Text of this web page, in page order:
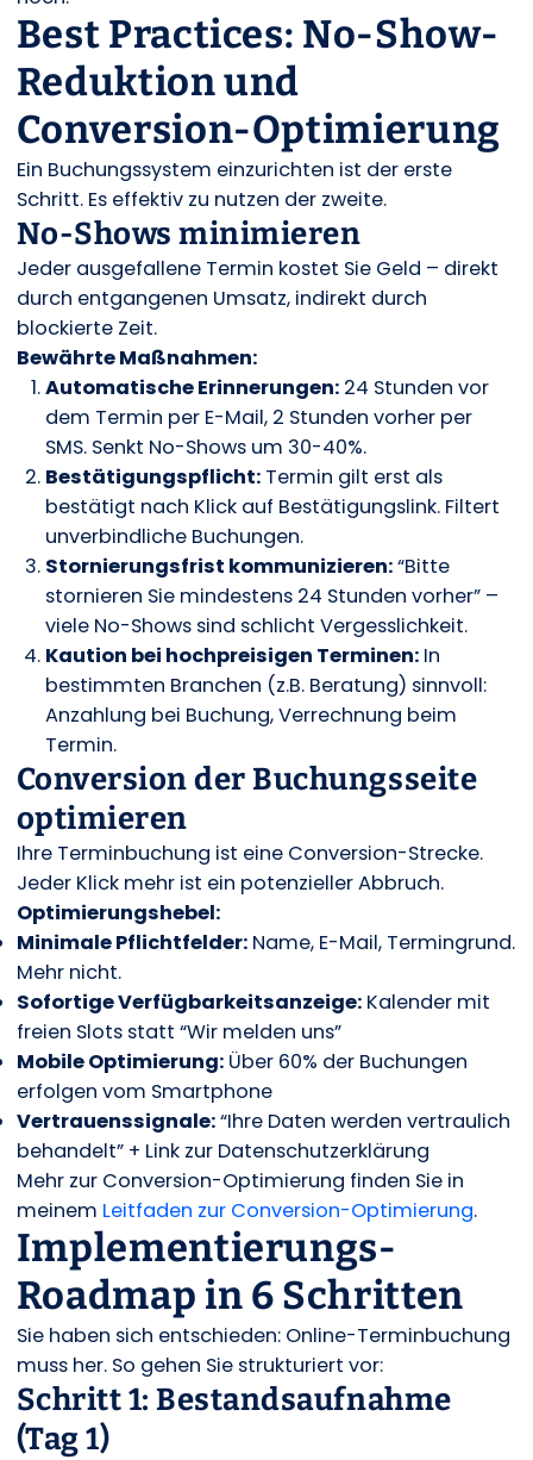
Best Practices: No-Show-
Reduktion und
Conversion-Optimierung
Ein Buchungssystem einzurichten ist der erste
Schritt. Es effektiv zu nutzen der zweite.
No-Shows minimieren
Jeder ausgefallene Termin kostet Sie Geld – direkt
durch entgangenen Umsatz, indirekt durch
blockierte Zeit.
Bewährte Maßnahmen:
Automatische Erinnerungen: 24 Stunden vor
dem Termin per E-Mail, 2 Stunden vorher per
SMS. Senkt No-Shows um 30-40%.
Bestätigungspflicht: Termin gilt erst als
bestätigt nach Klick auf Bestätigungslink. Filtert
unverbindliche Buchungen.
Stornierungsfrist kommunizieren:“Bitte
stornieren Sie mindestens 24 Stunden vorher” –
viele No-Shows sind schlicht Vergesslichkeit.
Kaution bei hochpreisigen Terminen: In
bestimmten Branchen (z.B. Beratung) sinnvoll:
Anzahlung bei Buchung, Verrechnung beim
Termin.
Conversion der Buchungsseite
optimieren
Ihre Terminbuchung ist eine Conversion-Strecke.
Jeder Klick mehr ist ein potenzieller Abbruch.
Optimierungshebel:
Minimale Pflichtfelder:Name, E-Mail, Termingrund.
Mehr nicht.
Sofortige Verfügbarkeitsanzeige:Kalender mit
freien Slots statt “Wir melden uns”
Mobile Optimierung:Über 60% der Buchungen
erfolgen vom Smartphone
Vertrauenssignale:“Ihre Daten werden vertraulich
behandelt” + Link zur Datenschutzerklärung
Mehr zur Conversion-Optimierung finden Sie in
meinem Leitfaden zur Conversion-Optimierung.
Implementierungs-
Roadmap in 6 Schritten
Sie haben sich entschieden: Online-Terminbuchung
muss her. So gehen Sie strukturiert vor:
Schritt 1: Bestandsaufnahme
(Tag 1)